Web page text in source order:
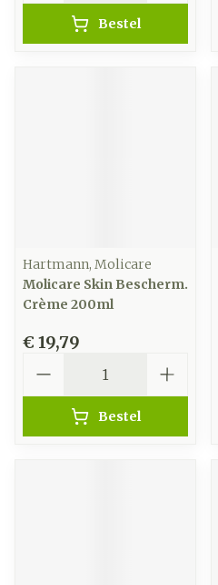
Bestel
Hartmann, Molicare
Molicare Skin Bescherm.
Crème 200ml
€ 19,79
Bestel